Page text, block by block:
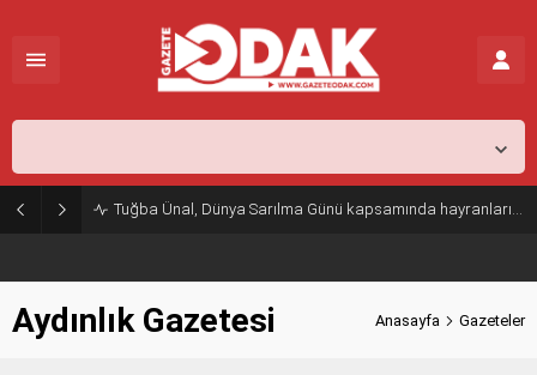
Tuğba Ünal, Dünya Sarılma Günü kapsamında hayranlarıyla buluştu
Aydınlık Gazetesi Anasayfa Gazeteler